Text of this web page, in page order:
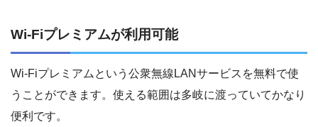
Wi-Fiプレミアムが利用可能
Wi-Fiプレミアムという公衆無線LANサービスを無料で使
うことができます。使える範囲は多岐に渡っていてかなり
便利です。